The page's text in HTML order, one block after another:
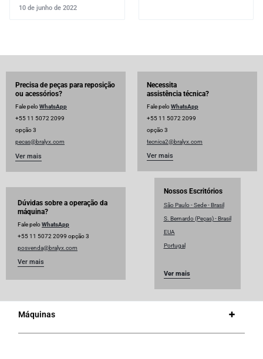
10 de junho de 2022
Precisa de peças para reposição
ou acessórios?
Fale peloWhatsApp
+55 11 5072 2099
opção 3
pecas@bralyx.com
Ver mais
Necessita
assistência técnica?
Fale peloWhatsApp
+55 11 5072 2099
opção 3
tecnica2@bralyx.com
Ver mais
Dúvidas sobre a operação da
máquina?
Fale peloWhatsApp
+55 11 5072 2099 opção 3
posvenda@bralyx.com
Ver mais
Nossos Escritórios
São Paulo - Sede - Brasil
S. Bernardo (Peças) - Brasil
EUA
Portugal
Ver mais
Máquinas